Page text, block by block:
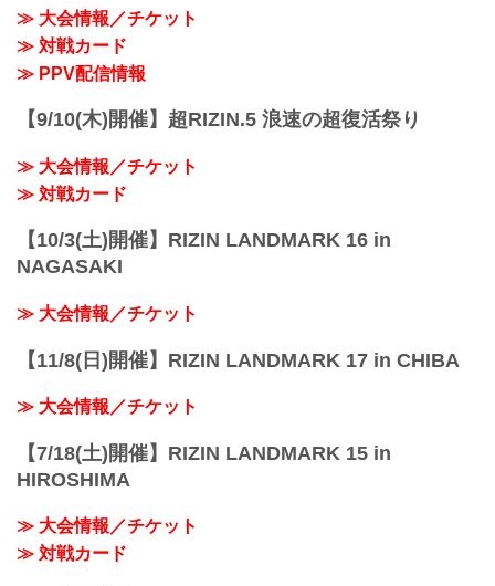
ぴあアリーナMM
≫ 大会情報／チケット
≫ 対戦カード
≫ PPV配信情報
【9/10(木)開催】超RIZIN.5 浪速の超復活祭り
≫ 大会情報／チケット
≫ 対戦カード
【10/3(土)開催】RIZIN LANDMARK 16 in
NAGASAKI
≫ 大会情報／チケット
【11/8(日)開催】RIZIN LANDMARK 17 in CHIBA
≫ 大会情報／チケット
【7/18(土)開催】RIZIN LANDMARK 15 in
HIROSHIMA
≫ 大会情報／チケット
≫ 対戦カード